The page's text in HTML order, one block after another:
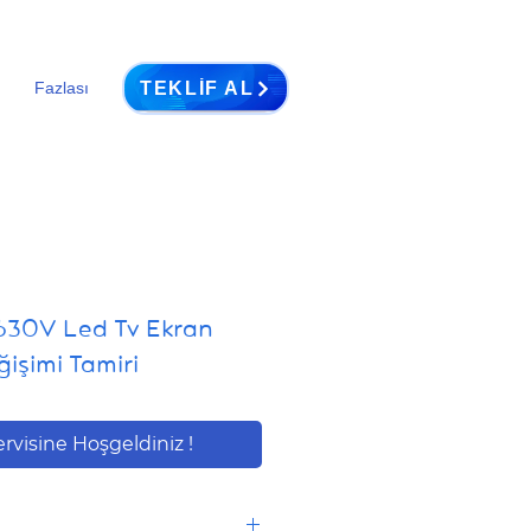
TEKLIF AL
Fazlası
Led Tv Ekran
Tamiri
Hoşgeldiniz !